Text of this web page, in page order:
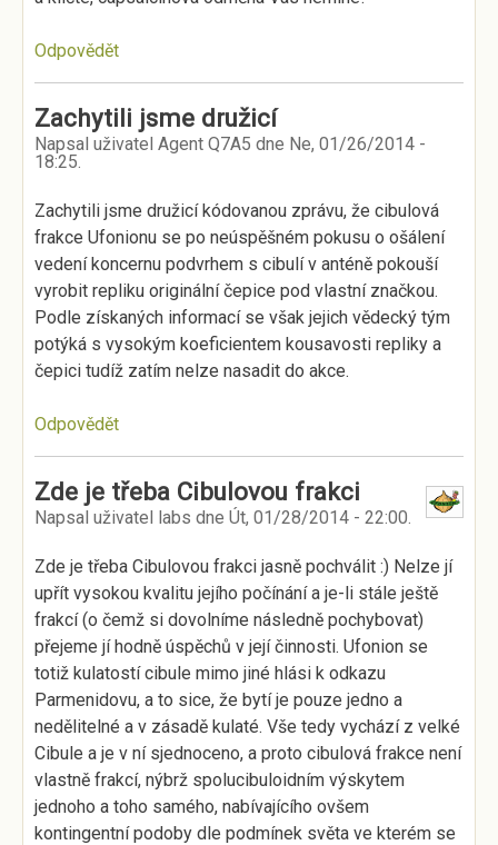
Odpovědět
Zachytili jsme družicí
Napsal uživatel Agent Q7A5 dne Ne, 01/26/2014 -
18:25.
Zachytili jsme družicí kódovanou zprávu, že cibulová
frakce Ufonionu se po neúspěšném pokusu o ošálení
vedení koncernu podvrhem s cibulí v anténě pokouší
vyrobit repliku originální čepice pod vlastní značkou.
Podle získaných informací se však jejich vědecký tým
potýká s vysokým koeficientem kousavosti repliky a
čepici tudíž zatím nelze nasadit do akce.
Odpovědět
Zde je třeba Cibulovou frakci
Napsal uživatel labs dne Út, 01/28/2014 - 22:00.
Zde je třeba Cibulovou frakci jasně pochválit :) Nelze jí
upřít vysokou kvalitu jejího počínání a je-li stále ještě
frakcí (o čemž si dovolníme následně pochybovat)
přejeme jí hodně úspěchů v její činnosti. Ufonion se
totiž kulatostí cibule mimo jiné hlási k odkazu
Parmenidovu, a to sice, že bytí je pouze jedno a
nedělitelné a v zásadě kulaté. Vše tedy vychází z velké
Cibule a je v ní sjednoceno, a proto cibulová frakce není
vlastně frakcí, nýbrž spolucibuloidním výskytem
jednoho a toho samého, nabívajícího ovšem
kontingentní podoby dle podmínek světa ve kterém se